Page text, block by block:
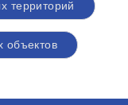
территорий
объектов